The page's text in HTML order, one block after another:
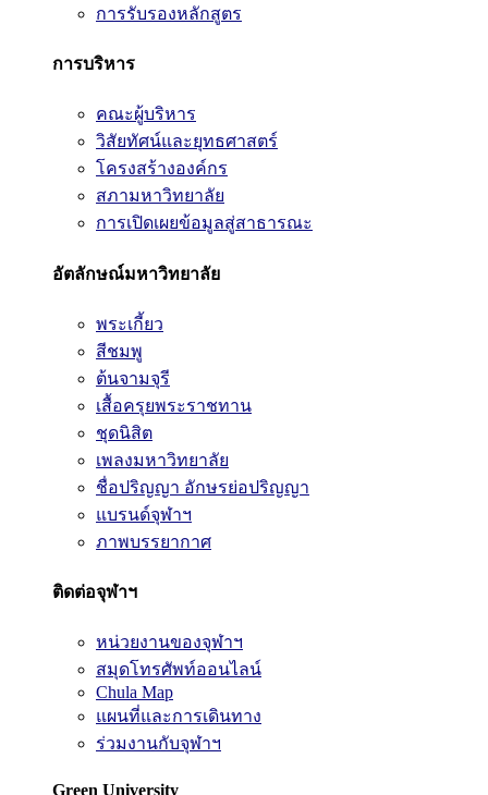
การรับรองหลักสูตร
การบริหาร
คณะผู้บริหาร
วิสัยทัศน์และยุทธศาสตร์
โครงสร้างองค์กร
สภามหาวิทยาลัย
การเปิดเผยข้อมูลสู่สาธารณะ
อัตลักษณ์มหาวิทยาลัย
พระเกี้ยว
สีชมพู
ต้นจามจุรี
เสื้อครุยพระราชทาน
ชุดนิสิต
เพลงมหาวิทยาลัย
ชื่อปริญญา อักษรย่อปริญญา
แบรนด์จุฬาฯ
ภาพบรรยากาศ
ติดต่อจุฬาฯ
หน่วยงานของจุฬาฯ
สมุดโทรศัพท์ออนไลน์
Chula Map
แผนที่และการเดินทาง
ร่วมงานกับจุฬาฯ
Green University